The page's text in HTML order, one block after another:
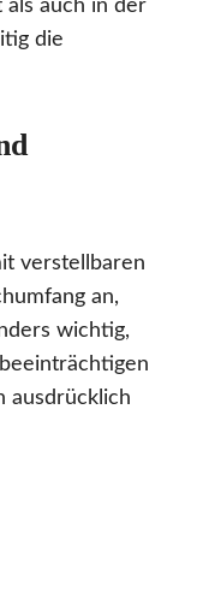
als auch in der
die
verstellbaren
an,
wichtig,
ausdrücklich